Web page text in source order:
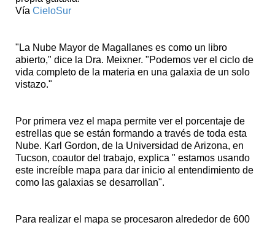
Vía CieloSur
"La Nube Mayor de Magallanes es como un libro
abierto," dice la Dra. Meixner. "Podemos ver el ciclo de
vida completo de la materia en una galaxia de un solo
vistazo."
Por primera vez el mapa permite ver el porcentaje de
estrellas que se están formando a través de toda esta
Nube. Karl Gordon, de la Universidad de Arizona, en
Tucson, coautor del trabajo, explica " estamos usando
este increíble mapa para dar inicio al entendimiento de
como las galaxias se desarrollan".
Para realizar el mapa se procesaron alrededor de 600